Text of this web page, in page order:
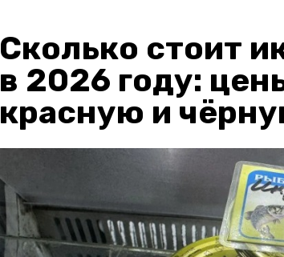
Сколько стоит
в 2026 году:
красную и